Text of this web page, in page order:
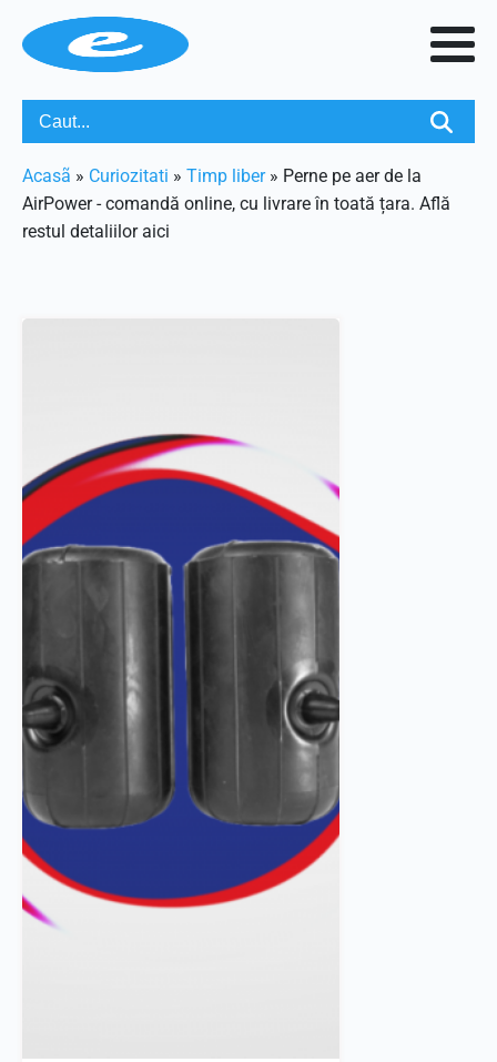
Acasã » Curiozitati » Timp liber» Perne pe aer de la
AirPower - comandă online, cu livrare în toată țara. Află
restul detaliilor aici